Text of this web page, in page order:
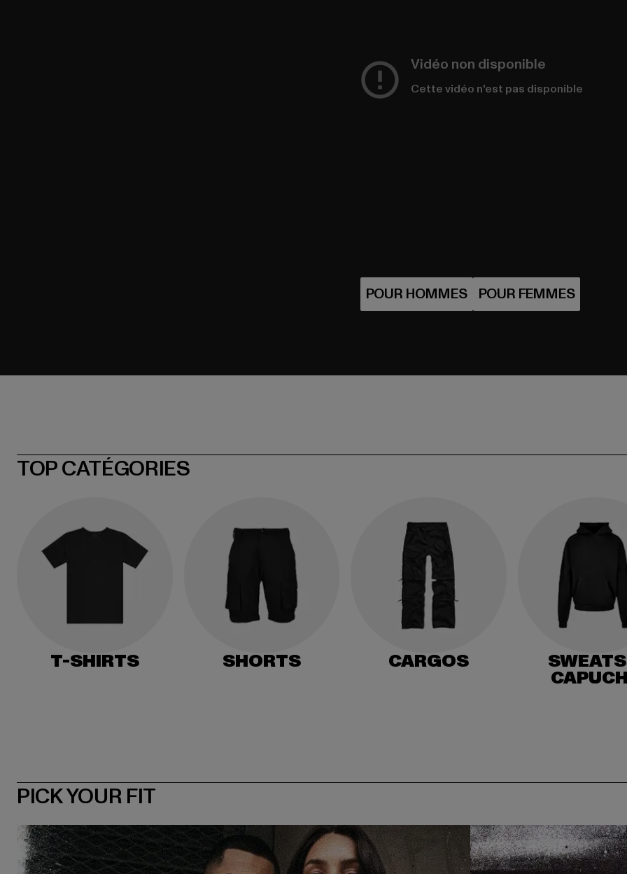
Vidéo non disponible
Cette vidéo n'est pas disponible
POUR HOMMES POUR FEMMES
TOP CATÉGORIES
T-SHIRTS SHORTS CARGOS
PICK YOUR FIT